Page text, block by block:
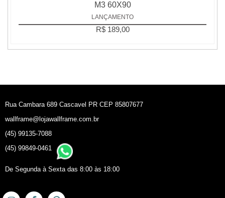
M3 60X90
LANÇAMENTO
R$ 189,00
Rua Cambara 689 Cascavel PR CEP 85807677
wallframe@lojawallframe.com.br
(45) 99135-7088
(45) 99849-0461
De Segunda à Sexta das 8:00 às 18:00